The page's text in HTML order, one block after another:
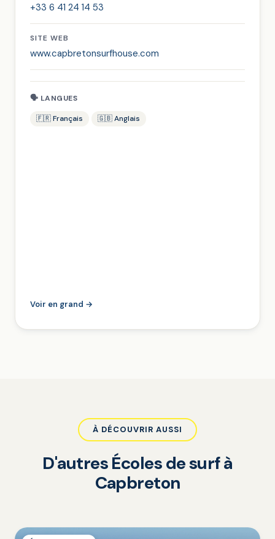
+33 6 41 24 14 53
SITE WEB
www.capbretonsurfhouse.com
🗣 LANGUES
🇫🇷 Français 🇬🇧 Anglais
Voir en grand →
À DÉCOUVRIR AUSSI
D'autres Écoles de surf à
Capbreton